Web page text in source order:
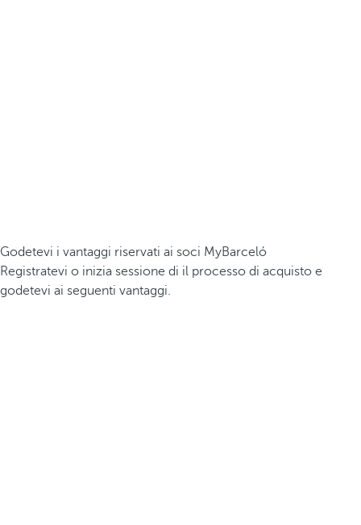
Godetevi i vantaggi riservati ai soci MyBarceló
Registratevi o inizia sessione di il processo di acquisto e
godetevi ai seguenti vantaggi.